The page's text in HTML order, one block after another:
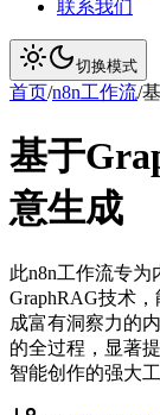
联系我们
切换模式
首页/n8n工作流/
基于
意生成
此n8n工作流专
GraphRAG技术
成富有洞察力的
的全过程，显著
智能创作的强大工